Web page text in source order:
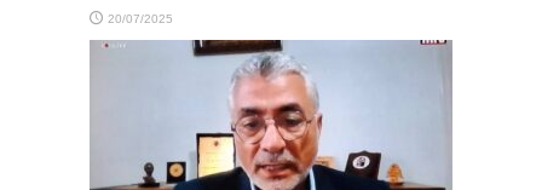
20/07/2025